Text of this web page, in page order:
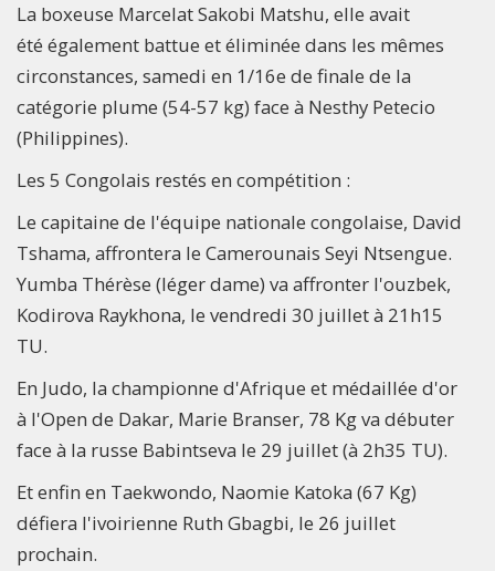
La boxeuse Marcelat Sakobi Matshu, elle avait
été également battue et éliminée dans les mêmes
circonstances, samedi en 1/16e de finale de la
catégorie plume (54-57 kg) face à Nesthy Petecio
(Philippines).
Les 5 Congolais restés en compétition :
Le capitaine de l'équipe nationale congolaise, David
Tshama, affrontera le Camerounais Seyi Ntsengue.
Yumba Thérèse (léger dame) va affronter l'ouzbek,
Kodirova Raykhona, le vendredi 30 juillet à 21h15
TU.
En Judo, la championne d'Afrique et médaillée d'or
à l'Open de Dakar, Marie Branser, 78 Kg va débuter
face à la russe Babintseva le 29 juillet (à 2h35 TU).
Et enfin en Taekwondo, Naomie Katoka (67 Kg)
défiera l'ivoirienne Ruth Gbagbi, le 26 juillet
prochain.